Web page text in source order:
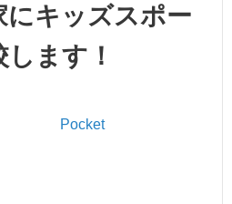
にキッズスポー
ます！
Pocket